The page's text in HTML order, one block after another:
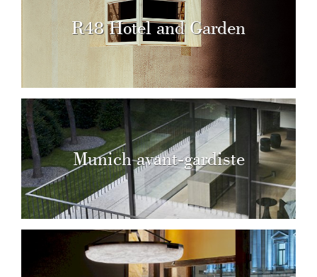
R48 Hotel and Garden
Munich avant-gardiste